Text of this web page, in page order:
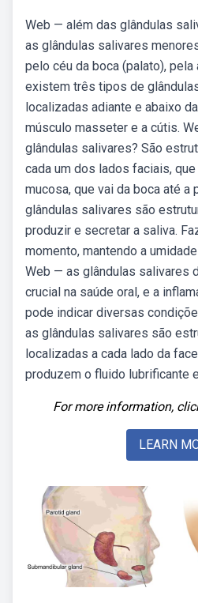
Web — além das glândulas
as glândulas salivares
pelo céu da boca (palato), pela
existem três tipos de
localizadas adiante e abaixo
músculo masseter e a cútis.
glândulas salivares? São
cada um dos lados faciais,
mucosa, que vai da boca até a
glândulas salivares são
produzir e secretar a saliva.
momento, mantendo a
Web — as glândulas salivares
crucial na saúde oral, e a
pode indicar diversas
as glândulas salivares são
localizadas a cada lado da
produzem o fluido lubrificante
For more information,
LEARN